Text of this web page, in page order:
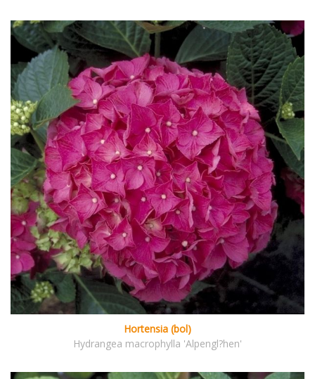
Hortensia (bol)
Hydrangea macrophylla 'Alpengl?hen'